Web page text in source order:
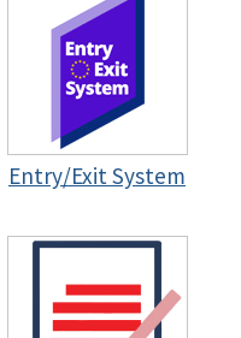
Entry/Exit System